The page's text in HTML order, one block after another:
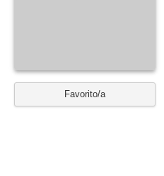
Favorito/a